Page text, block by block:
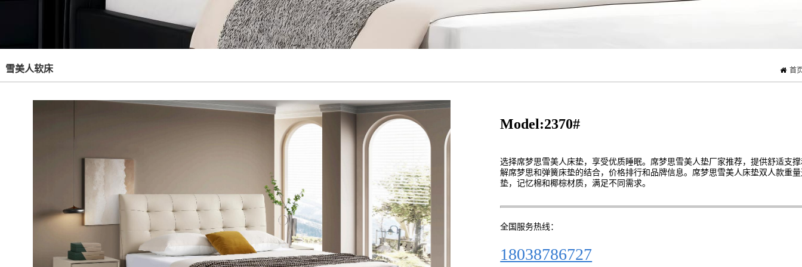
首
雪美人软床
Model:2370#
选择席梦思雪美人床垫，享受优质睡眠。席梦思雪美人垫厂家推荐，提供舒适支
解席梦思和弹簧床垫的结合，价格排行和品牌信息。席梦思雪美人床垫双人款重
垫，记忆棉和椰棕材质，满足不同需求。
全国服务热线：
18038786727